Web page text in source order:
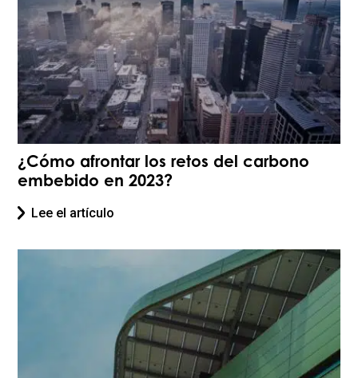
¿Cómo afrontar los retos del carbono
embebido en 2023?
Lee el artículo